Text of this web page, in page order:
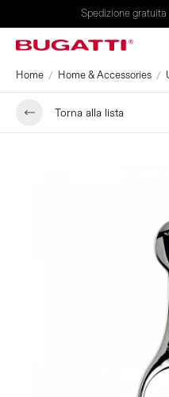
Spedizione
Home Home & Accessories
Torna alla lista